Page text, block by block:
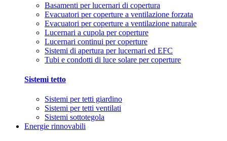
Basamenti per lucernari di copertura
Evacuatori per coperture a ventilazione forzata
Evacuatori per coperture a ventilazione naturale
Lucernari a cupola per coperture
Lucernari continui per coperture
Sistemi di apertura per lucernari ed EFC
Tubi e condotti di luce solare per coperture
Sistemi tetto
Sistemi per tetti giardino
Sistemi per tetti ventilati
Sistemi sottotegola
Energie rinnovabili